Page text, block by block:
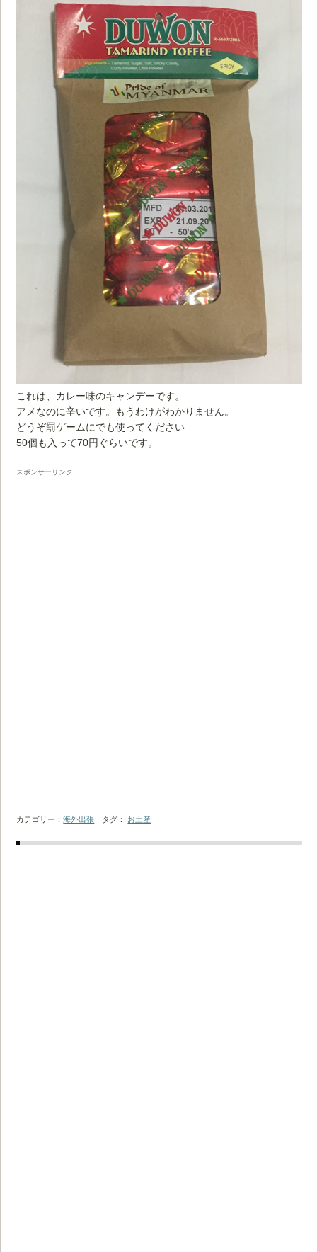
これは、カレー味のキャンデーです。
アメなのに辛いです。もうわけがわかりません。
どうぞ罰ゲームにでも使ってください
50個も入って70円ぐらいです。
スポンサーリンク
カテゴリー：海外出張 タグ： お土産